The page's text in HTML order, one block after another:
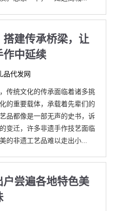
建传承桥梁，让
作中延续
品代发网
传统文化的传承面临着诸多挑
的重要载体，承载着先辈们的
品都像是一部无声的史书，诉
变迁，许多非遗手作技艺面临
的非遗工艺品难以走出小...
尝遍各地特色美